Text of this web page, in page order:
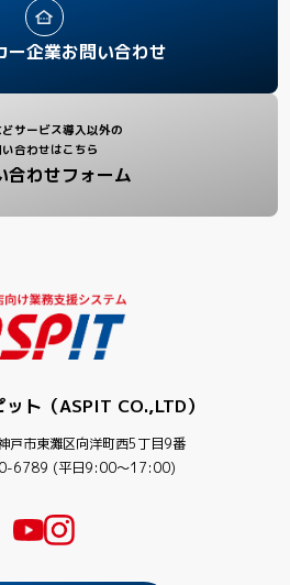
ー企業お問い合わせ
サービス導入以外の
合わせはこちら
合わせフォーム
ト（ASPIT CO.,LTD）
市東灘区向洋町西5丁目9番
6789 (平日9:00〜17:00)